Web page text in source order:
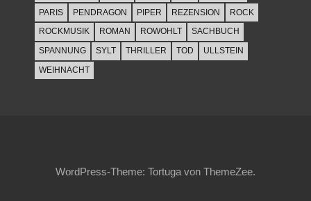
PARIS
PENDRAGON PIPER REZENSION
ROCK
ROCKMUSIK
ROMAN ROWOHLT
SACHBUCH
SPANNUNG
SYLT THRILLER TOD
ULLSTEIN
WEIHNACHT
WordPress-Theme: Tortuga von ThemeZee.